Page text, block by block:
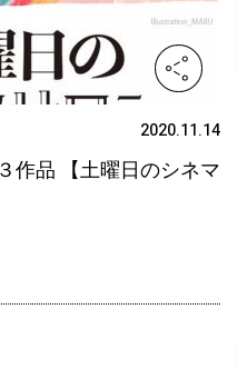
2020.11.14
作品 【土曜日のシネマ